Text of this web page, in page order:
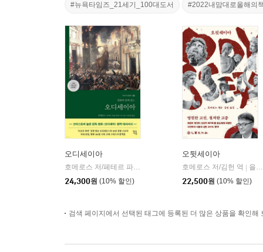
#뉴욕타임즈_21세기_100대도서 #2022내맘대로올해의
오디세이아
호메로스 저/페테르 파울 루벤스 그림/박문재 역 | 현대지성
24,300원 (10% 할인)
오뒷세이아
호메로스 저/김헌 역
을유문화사
22,500원 (10% 할인)
검색 페이지에서 선택된 태그에 등록된 더 많은 상품을 확인해